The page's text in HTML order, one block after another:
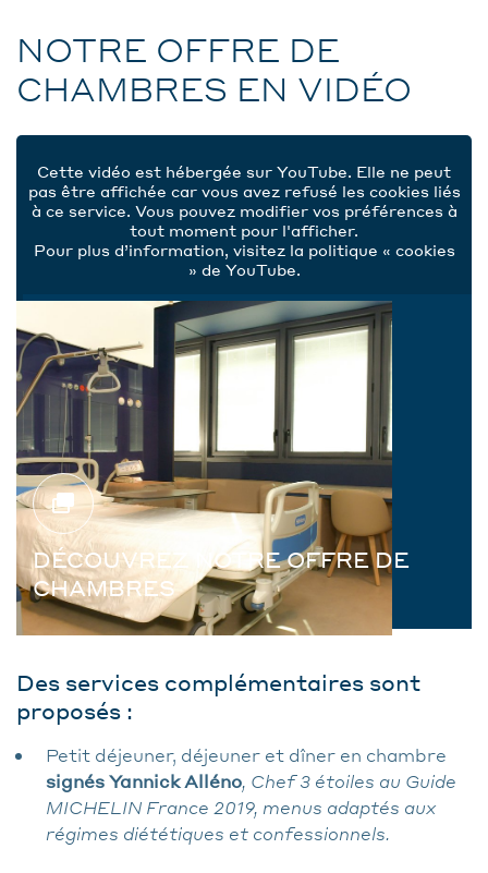
NOTRE OFFRE DE
CHAMBRES EN VIDÉO
Cette vidéo est hébergée sur YouTube. Elle ne peut
pas être affichée car vous avez refusé les cookies liés
à ce service. Vous pouvez modifier vos préférences à
tout moment pour l'afficher.
Pour plus d’information, visitez la politique « cookies
» de YouTube.
Autoriser Interdire
DÉCOUVREZ NOTRE OFFRE DE
CHAMBRES
Des services complémentaires sont
proposés :
Petit déjeuner, déjeuner et dîner en chambre
signés Yannick Alléno, Chef 3 étoiles au Guide
MICHELIN France 2019, menus adaptés aux
régimes diététiques et confessionnels.